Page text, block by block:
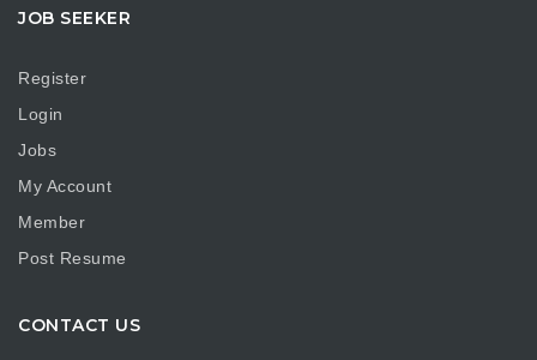
JOB SEEKER
Register
Login
Jobs
My Account
Member
Post Resume
CONTACT US